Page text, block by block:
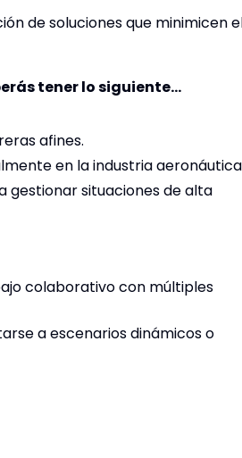
de soluciones que minimicen
tener lo siguiente…
afines.
en la industria
gestionar situaciones de alta
colaborativo con múltiples
a escenarios dinámicos o